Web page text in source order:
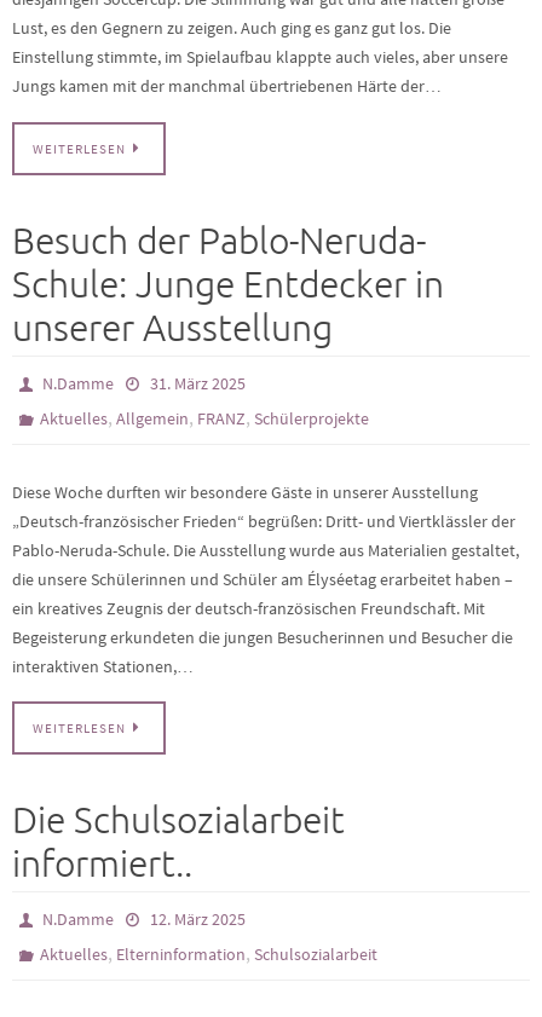
Lust, es den Gegnern zu zeigen. Auch ging es ganz gut los. Die
Einstellung stimmte, im Spielaufbau klappte auch vieles, aber unsere
Jungs kamen mit der manchmal übertriebenen Härte der…
WEITERLESEN
Besuch der Pablo-Neruda-
Schule: Junge Entdecker in
unserer Ausstellung
N.Damme
31. März 2025
Aktuelles,Allgemein, FRANZ, Schülerprojekte
Diese Woche durften wir besondere Gäste in unserer Ausstellung
„Deutsch-französischer Frieden“ begrüßen: Dritt- und Viertklässler der
Pablo-Neruda-Schule. Die Ausstellung wurde aus Materialien gestaltet,
die unsere Schülerinnen und Schüler am Élyséetag erarbeitet haben –
ein kreatives Zeugnis der deutsch-französischen Freundschaft. Mit
Begeisterung erkundeten die jungen Besucherinnen und Besucher die
interaktiven Stationen,…
WEITERLESEN
Die Schulsozialarbeit
informiert..
N.Damme
12. März 2025
Aktuelles, Elterninformation, Schulsozialarbeit